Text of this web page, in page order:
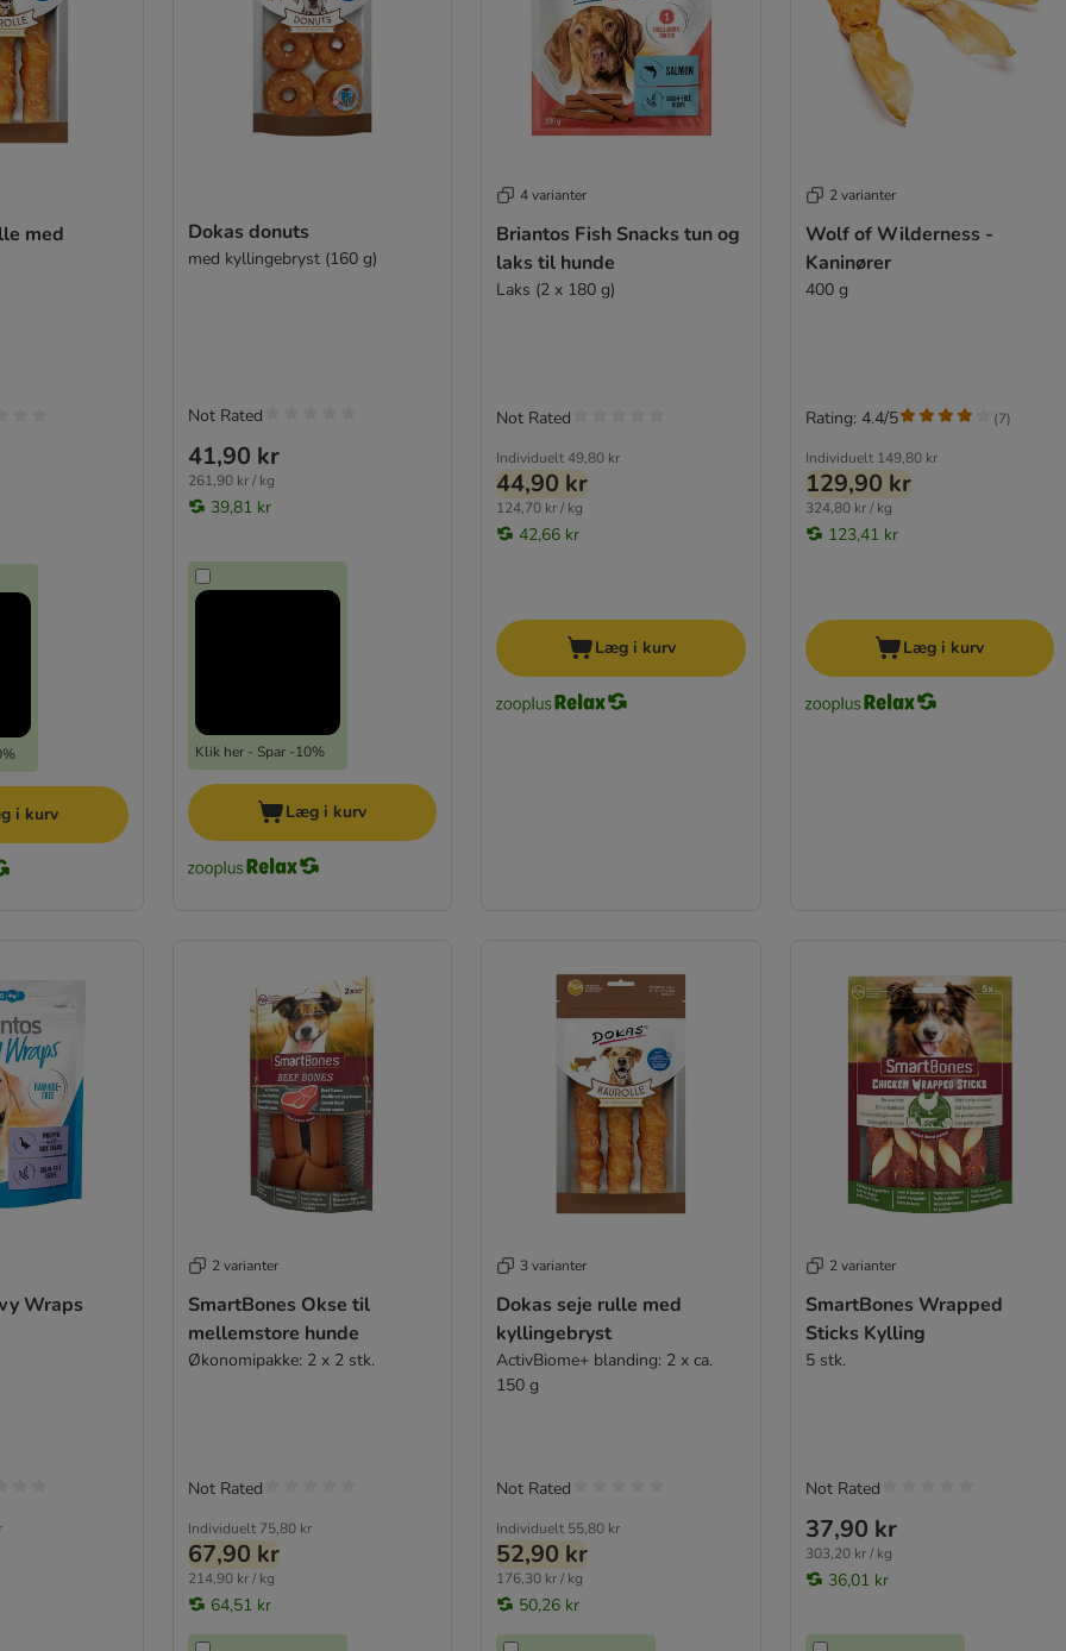
med
i kurv
Dokas donuts
med kyllingebryst (160 g)
41,90 kr
261,90 kr / kg
39,81 kr
Klik her - Spar -10%
Not Rated
Læg i kurv
4 varianter
Briantos Fish Snacks tun og
laks til hunde
Laks (2 x 180 g)
Individuelt49,80 kr
44,90 kr
124,70 kr / kg
42,66 kr
Not Rated
Læg i kurv
2 varianter
Wolf of Wilderness -
Kaninører
400 g
Individuelt 149,80 kr
129,90 kr
324,80 kr / kg
123,41 kr
Rating: 4.4/5 (7)
Læg i kurv
Wraps
2 varianter
SmartBones Okse til
mellemstore hunde
Økonomipakke: 2 x 2 stk.
Individuelt 75,80 kr
67,90 kr
214,90 kr / kg
64,51 kr
Not Rated
3 varianter
Dokas seje rulle med
kyllingebryst
ActivBiome+ blanding: 2 x ca.
150 g
Individuelt 55,80 kr
52,90 kr
176,30 kr / kg
50,26 kr
Not Rated
2 varianter
SmartBones Wrapped
Sticks Kylling
5 stk.
37,90 kr
303,20 kr / kg
36,01 kr
Not Rated